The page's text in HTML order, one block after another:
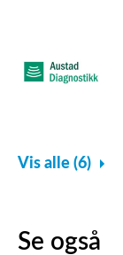
Vis alle (6)
Se også